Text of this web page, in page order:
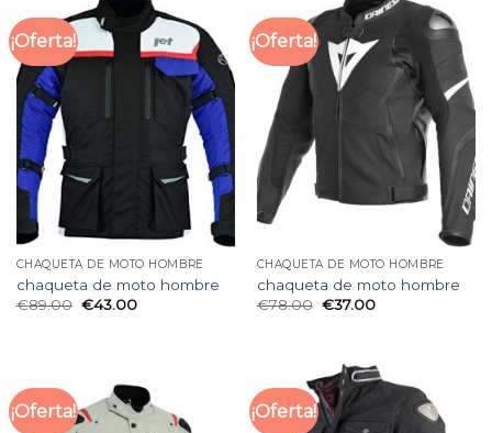
¡Oferta!
CHAQUETA DE MOTO HOMBRE
chaqueta de moto hombre
€89.00 €43.00
¡Oferta!
CHAQUETA DE MOTO HOMBRE
chaqueta de moto hombre
€78.00 €37.00
¡Oferta! ¡Oferta!